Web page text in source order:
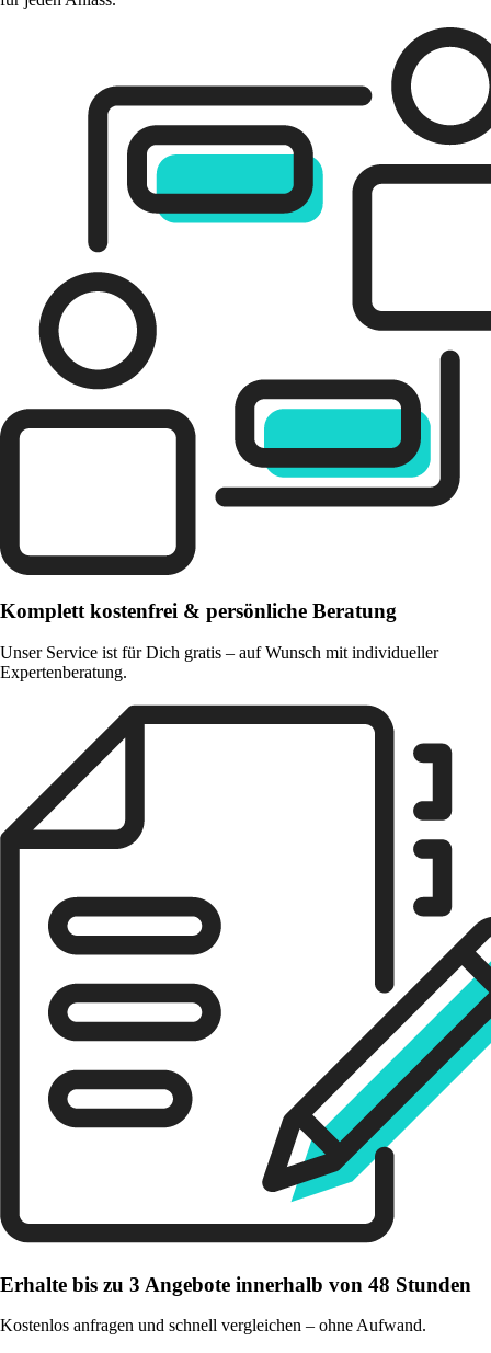
Komplett kostenfrei & persönliche Beratung
Unser Service ist für Dich gratis – auf Wunsch mit individueller
Expertenberatung.
Erhalte bis zu 3 Angebote innerhalb von 48 Stunden
Kostenlos anfragen und schnell vergleichen – ohne Aufwand.